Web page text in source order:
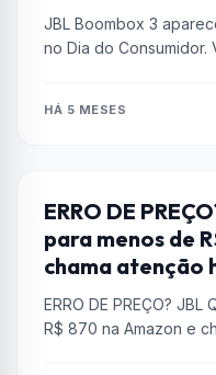
JBL Boombox 3
no Dia do
HÁ 5 MESES
AMAZON
ERRO DE
para menos de
chama atenção
ERRO DE PREÇO?
R$ 870 na Amazon e